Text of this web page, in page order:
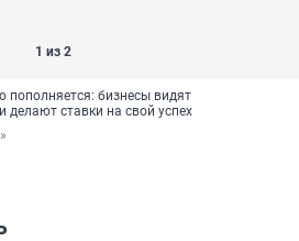
1 из 2
пополняется: бизнесы видят
делают ставки на свой успех